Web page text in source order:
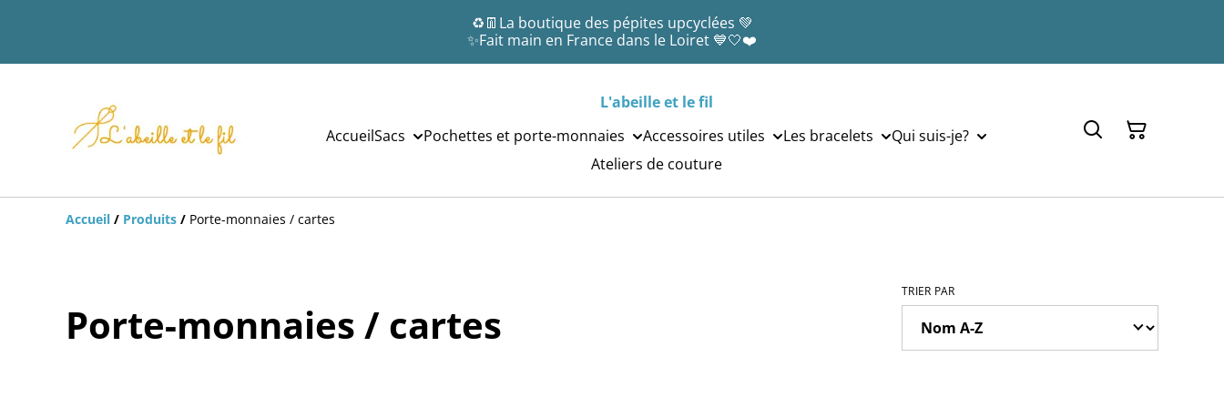
♻️👖La boutique des pépites upcyclées 💚
✨Fait main en France dans le Loiret 💙🤍❤️
L'abeille et le fil
AccueilSacs Pochettes et porte-monnaies Accessoires utiles Les bracelets
Qui suis-je?
Ateliers de couture
Accueil / Produits / Porte-monnaies / cartes
Porte-monnaies / cartes
TRIER PAR